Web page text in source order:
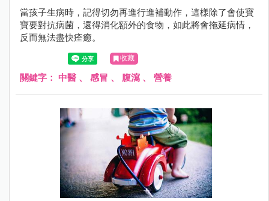
當孩子生病時，記得切勿再進行進補動作，這樣除了會使寶
寶要對抗病菌，還得消化額外的食物，如此將會拖延病情，
反而無法盡快痊癒。
收藏
關鍵字： 中醫 、 感冒 、 腹瀉 、 營養